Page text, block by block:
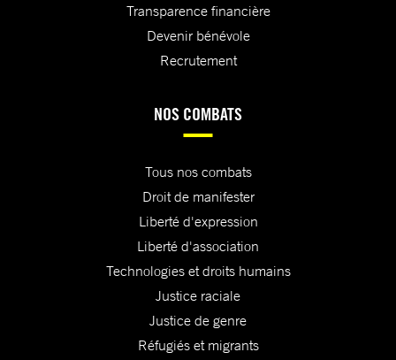
Transparence financière
Devenir bénévole
Recrutement
NOS COMBATS
Tous nos combats
Droit de manifester
Liberté d'expression
Liberté d'association
Technologies et droits humains
Justice raciale
Justice de genre
Réfugiés et migrants